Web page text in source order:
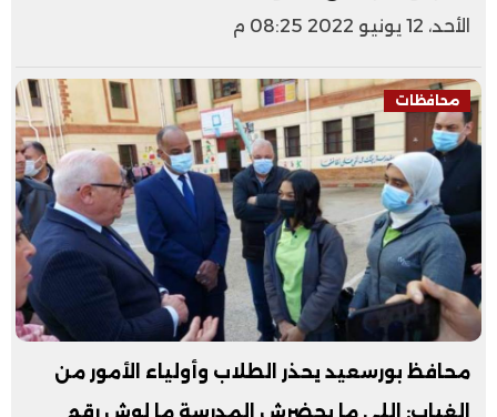
الأحد، 12 يونيو 2022 08:25 م
محافظات
محافظ بورسعيد يحذر الطلاب وأولياء الأمور من
الغياب: اللى ما يحضرش المدرسة ما لوش رقم